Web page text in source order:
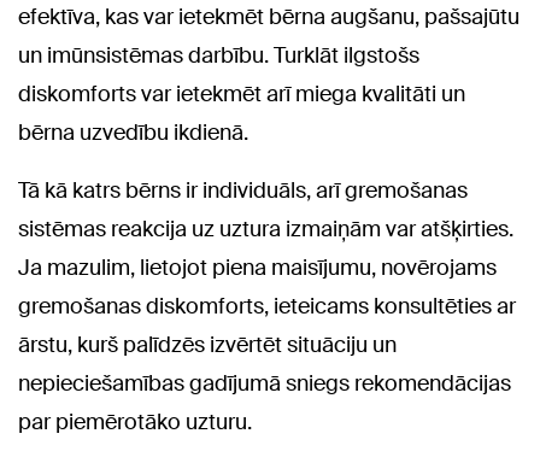
efektīva, kas var ietekmēt bērna augšanu, pašsajūtu
un imūnsistēmas darbību. Turklāt ilgstošs
diskomforts var ietekmēt arī miega kvalitāti un
bērna uzvedību ikdienā.
Tā kā katrs bērns ir individuāls, arī gremošanas
sistēmas reakcija uz uztura izmaiņām var atšķirties.
Ja mazulim, lietojot piena maisījumu, novērojams
gremošanas diskomforts, ieteicams konsultēties ar
ārstu, kurš palīdzēs izvērtēt situāciju un
nepieciešamības gadījumā sniegs rekomendācijas
par piemērotāko uzturu.